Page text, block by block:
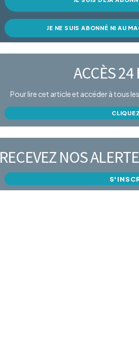
JE NE SUIS ABONNÉ NI AU
ACCÈS 24
Pour lire cet article et accéder à tous
RECEVEZ NOS